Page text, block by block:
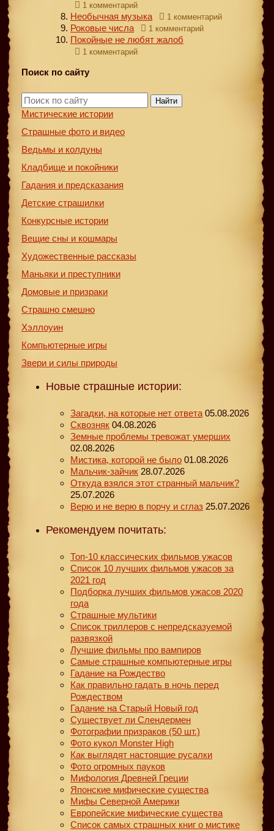
1 комментарий
Необычная музыка 1 комментарий
Роковые числа 1 комментарий
Покойные не любят жалоб
1 комментарий
Поиск по сайту
Найти
Мистические истории
Страшные фото и видео
Ведьмы и колдуны
Кладбище и покойники
Гадания и предсказания
Детские страшилки
Конкурсные истории
Вещие сны и кошмары
Художественные рассказы
Маньяки и преступники
Домовые и призраки
Страшно смешно
Хэллоуин
Компьютерные игры
Звери и силы природы
Новые страшные истории:
Загадки, на которые нет ответа 05.08.2026
Сквозняк 04.08.2026
Земные проблемы тревожат умерших
02.08.2026
Мистика, которой не было 01.08.2026
Мальчик-зайчик 28.07.2026
Откуда взялся этот странный мальчик?
25.07.2026
Верю и не верю в порчу и сглаз 25.07.2026
Рекомендуем почитать:
Топ-10 классических фильмов ужасов
Список 10 лучших фильмов ужасов за
2021 год
Подборка лучших фильмов ужасов 2020
года
Страшные мультики
Список триллеров с непредсказуемой
развязкой
Лучшие фильмы про вампиров
Самые страшные компьютерные игры
Гадание на Рождество
Как правильно гадать в ночь перед
Рождеством
Гадание на Старый Новый год
Существует ли Слендермен
Фотографии призраков (50 шт.)
Фото кукол Monster High
Как выглядят настоящие русалки
Фото огромных пауков
Мифология Древней Греции
Японские мифические существа
Мифы Северной Америки
Европейские мифические существа
Список самых страшных книг о мистике